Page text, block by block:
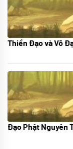
30/11/2022
Thiền Đạo và Võ
08/06/2022
Đạo Phật Nguyên